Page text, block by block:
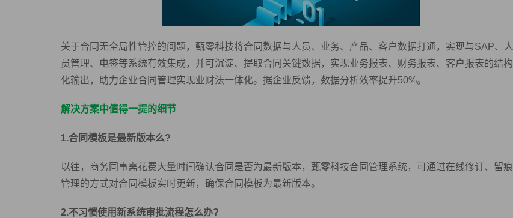
关于合同无全局性管控的问题，甄零科技将合同数据与人员、业务、产品、客户数据打通，实现与SAP、人
员管理、电签等系统有效集成，并可沉淀、提取合同关键数据，实现业务报表、财务报表、客户报表的结构
化输出，助力企业合同管理实现业财法一体化。据企业反馈，数据分析效率提升50%。
解决方案中值得一提的细节
1.合同模板是最新版本么?
以往，商务同事需花费大量时间确认合同是否为最新版本，甄零科技合同管理系统，可通过在线修订、留痕
管理的方式对合同模板实时更新，确保合同模板为最新版本。
2.不习惯使用新系统审批流程怎么办?